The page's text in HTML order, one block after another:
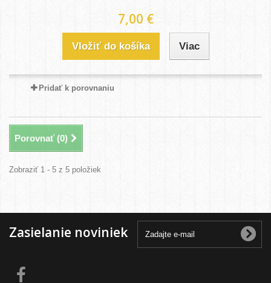
7,00 €
Vložiť do košíka Viac
Pridať k porovnaniu
Porovnať (0)
Zobraziť 1 - 5 z 5 položiek
Zasielanie noviniek